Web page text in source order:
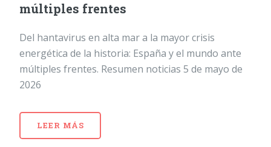
múltiples frentes
Del hantavirus en alta mar a la mayor crisis
energética de la historia: España y el mundo ante
múltiples frentes. Resumen noticias 5 de mayo de
2026
LEER MÁS